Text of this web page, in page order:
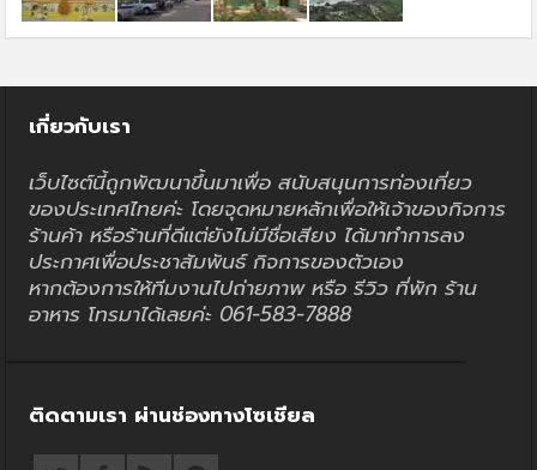
เกี่ยวกับเรา
เว็บไซต์นี้ถูกพัฒนาขึ้นมาเพื่อ สนับสนุนการท่องเที่ยว
ของประเทศไทยค่ะ โดยจุดหมายหลักเพื่อให้เจ้าของกิจการ
ร้านค้า หรือร้านที่ดีแต่ยังไม่มีชื่อเสียง ได้มาทำการลง
ประกาศเพื่อประชาสัมพันธ์ กิจการของตัวเอง
หากต้องการให้ทีมงานไปถ่ายภาพ หรือ รีวิว ที่พัก ร้าน
อาหาร โทรมาได้เลยค่ะ 061-583-7888
ติดตามเรา ผ่านช่องทางโซเชียล